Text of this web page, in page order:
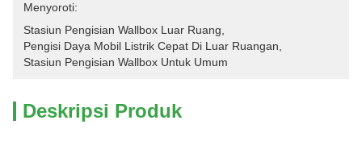
Menyoroti:
Stasiun Pengisian Wallbox Luar Ruang
Pengisi Daya Mobil Listrik Cepat Di Luar Ruangan
Stasiun Pengisian Wallbox Untuk Umum
Deskripsi Produk